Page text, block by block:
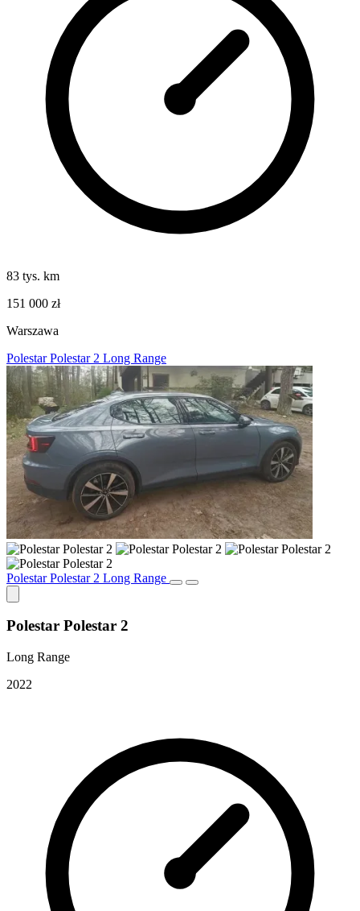
83 tys. km
151 000 zł
Warszawa
Polestar Polestar 2 Long Range
Polestar Polestar 2 Long Range
Polestar Polestar 2
Long Range
2022